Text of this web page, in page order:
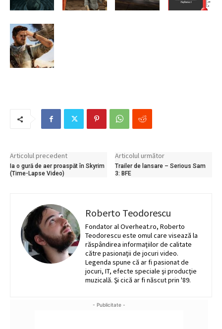
Articolul precedent
Ia o gură de aer proaspăt în Skyrim
(Time-Lapse Video)
Articolul următor
Trailer de lansare – Serious Sam
3: BFE
Roberto Teodorescu
Fondator al Overheat.ro, Roberto
Teodorescu este omul care visează la
răspândirea informaţiilor de calitate
către pasionaţii de jocuri video.
Legenda spune că ar fi pasionat de
jocuri, IT, efecte speciale şi producţie
muzicală. Şi cică ar fi născut prin '89.
- Publicitate -